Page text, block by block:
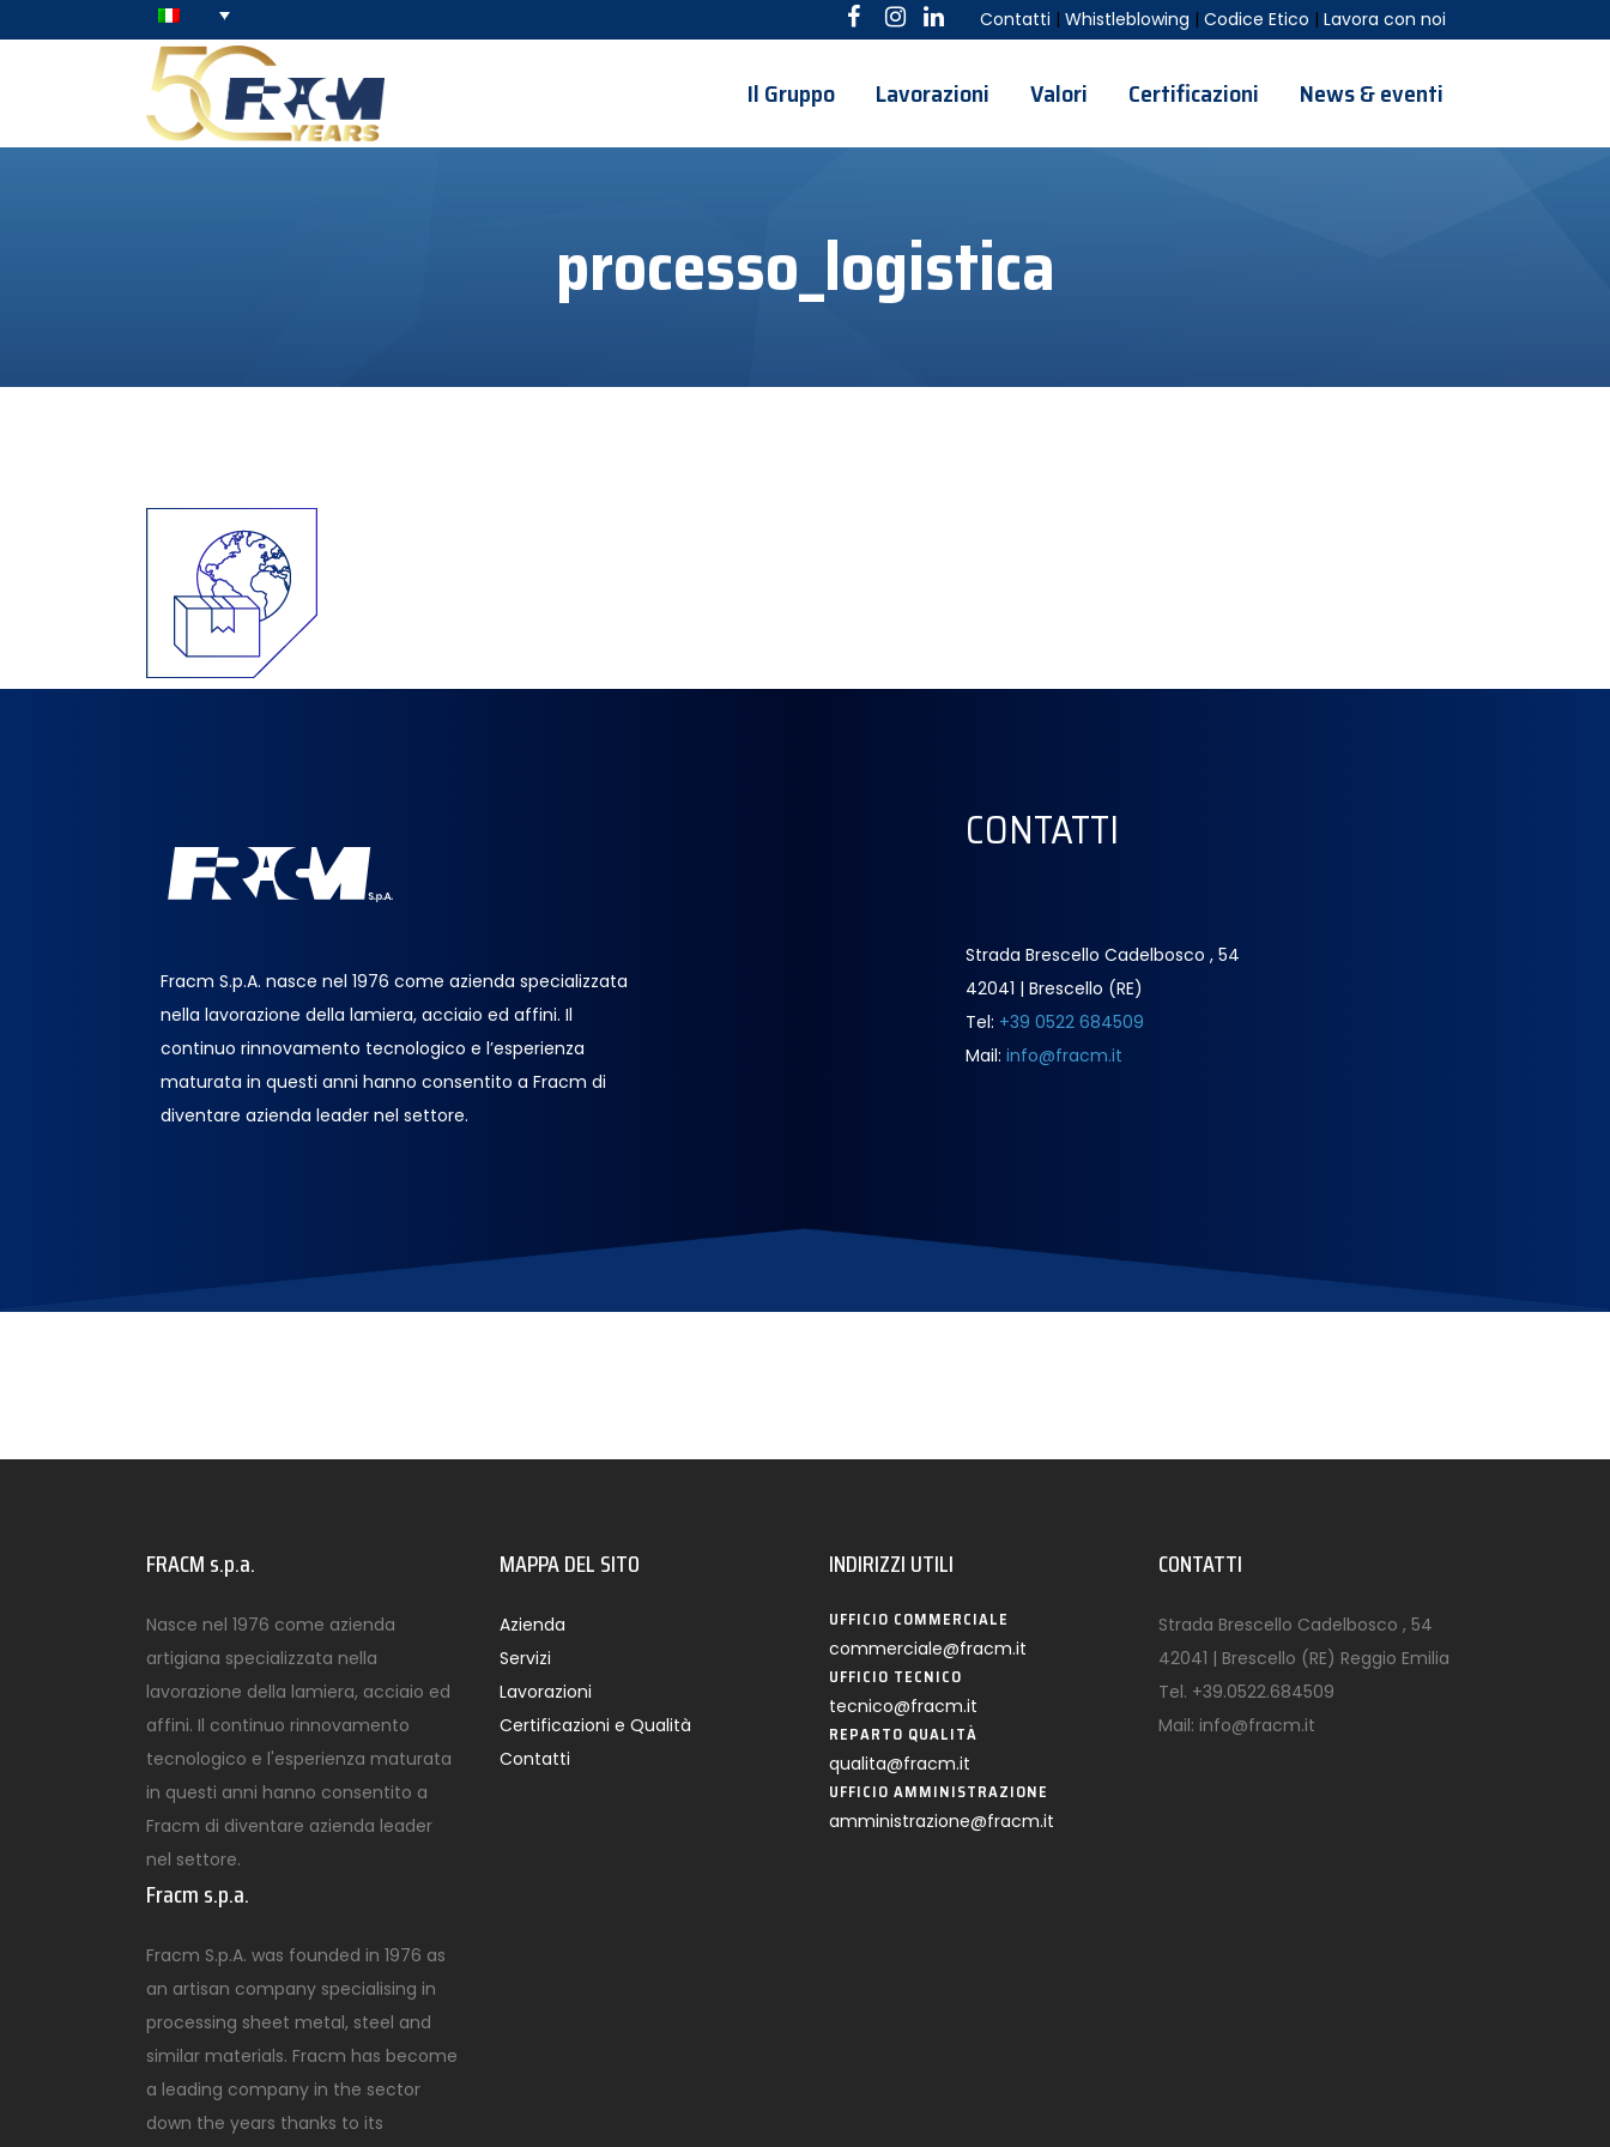
Contatti | Whistleblowing | Codice Etico | Lavora con noi
Il Gruppo Lavorazioni Valori Certificazioni News & eventi
processo_logistica
Fracm S.p.A. nasce nel 1976 come azienda specializzata
nella lavorazione della lamiera, acciaio ed affini. Il
continuo rinnovamento tecnologico e l’esperienza
maturata in questi anni hanno consentito a Fracm di
diventare azienda leader nel settore.
CONTATTI
Strada Brescello Cadelbosco , 54
42041 | Brescello (RE)
Tel: +39 0522 684509
Mail:info@fracm.it
FRACM s.p.a.
Nasce nel 1976 come azienda
artigiana specializzata nella
lavorazione della lamiera, acciaio ed
affini. Il continuo rinnovamento
tecnologico e l'esperienza maturata
in questi anni hanno consentito a
Fracm di diventare azienda leader
nel settore.
Fracm s.p.a.
Fracm S.p.A. was founded in 1976 as
an artisan company specialising in
processing sheet metal, steel and
similar materials. Fracm has become
a leading company in the sector
down the years thanks to its
MAPPA DEL SITO
Azienda
Servizi
Lavorazioni
Certificazioni e Qualità
Contatti
INDIRIZZI UTILI
UFFICIO COMMERCIALE
commerciale@fracm.it
UFFICIO TECNICO
tecnico@fracm.it
REPARTO QUALITÀ
qualita@fracm.it
UFFICIO AMMINISTRAZIONE
amministrazione@fracm.it
CONTATTI
Strada Brescello Cadelbosco , 54
42041 | Brescello (RE) Reggio Emilia
Tel. +39.0522.684509
Mail: info@fracm.it